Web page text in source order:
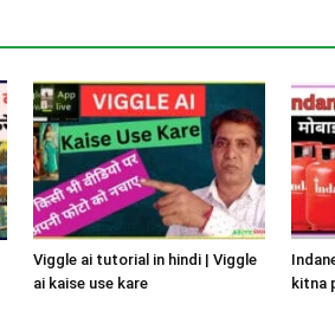
Viggle ai tutorial in hindi | Viggle
ai kaise use kare
kitna